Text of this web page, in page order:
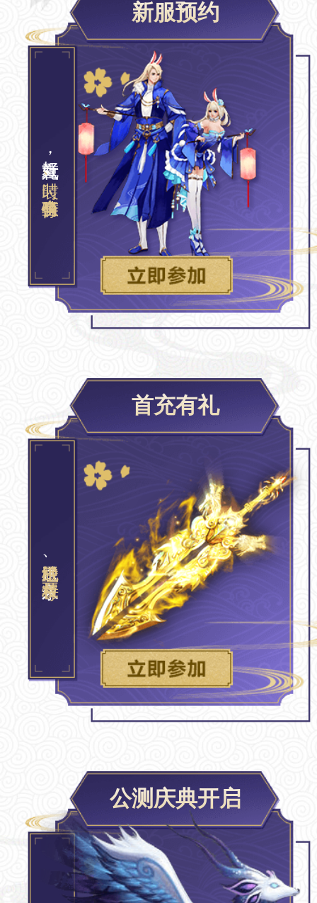
新服预约
，
、
首充有礼
、
公测庆典开启